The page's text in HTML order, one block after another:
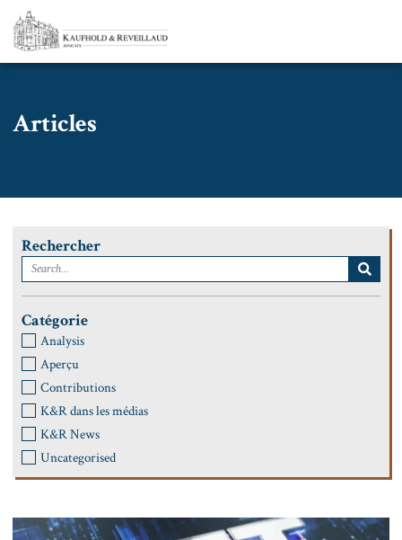
Articles
Rechercher
Catégorie
Analysis
Aperçu
Contributions
K&R dans les médias
K&R News
Uncategorised